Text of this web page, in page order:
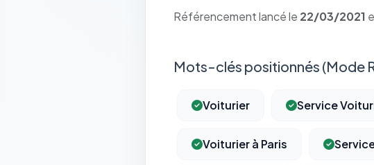
Référencement lancé le 22/03/2021
Mots-clés positionnés (Mode
Voiturier Service
Voiturier à Paris